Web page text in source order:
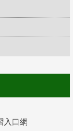
入口網